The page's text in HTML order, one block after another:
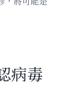
病毒